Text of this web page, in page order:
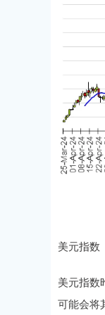
美元指数
美元指数
可能会将